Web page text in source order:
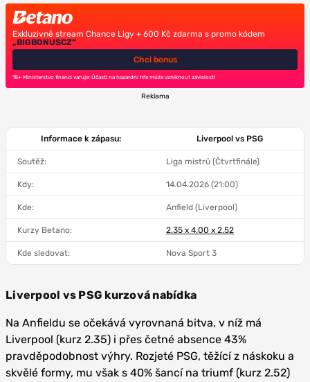
Exkluzivně stream Chance Ligy + 600 Kč zdarma s promo kódem
„BIGBONUSCZ“
Chci bonus
18+ Ministerstvo financí varuje: Účastí na hazardní hře může vzniknout závislost!
Reklama
Informace k zápasu: Liverpool vs PSG
Soutěž: Liga mistrů (Čtvrtfinále)
Kdy: 14.04.2026 (21:00)
Kde: Anfield (Liverpool)
Kurzy Betano: 2.35 x 4.00 x 2.52
Kde sledovat: Nova Sport 3
Liverpool vs PSG kurzová nabídka
Na Anfieldu se očekává vyrovnaná bitva, v níž má
Liverpool (kurz 2.35) i přes četné absence 43%
pravděpodobnost výhry. Rozjeté PSG, těžící z náskoku a
skvělé formy, mu však s 40% šancí na triumf (kurz 2.52)